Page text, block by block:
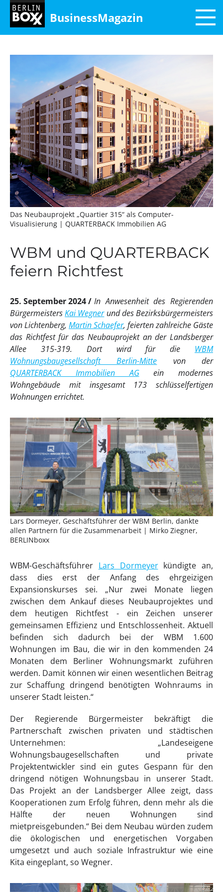
BusinessMagazin
Das Neubauprojekt „Quartier 315“ als Computer-
Visualisierung | QUARTERBACK Immobilien AG
WBM und QUARTERBACK
feiern Richtfest
25. September 2024
In Anwesenheit des Regierenden
BürgermeistersKai Wegnerund des Bezirksbürgermeisters
von Lichtenberg, Martin Schaefer, feierten zahlreiche Gäste
das Richtfest für das Neubauprojekt an der Landsberger
Allee 315-319. Dort wird für die WBM
Wohnungsbaugesellschaft Berlin-Mitte von der
QUARTERBACK Immobilien AGein modernes
Wohngebäude mit insgesamt 173 schlüsselfertigen
Wohnungen errichtet.
Lars Dormeyer, Geschäftsführer der WBM Berlin, dankte
allen Partnern für die Zusammenarbeit | Mirko Ziegner,
BERLINboxx
WBM-Geschäftsführer Lars Dormeyerkündigte an,
dass dies erst der Anfang des ehrgeizigen
Expansionskurses sei. „Nur zwei Monate liegen
zwischen dem Ankauf dieses Neubauprojektes und
dem heutigen Richtfest - ein Zeichen unserer
gemeinsamen Effizienz und Entschlossenheit. Aktuell
befinden sich dadurch bei der WBM 1.600
Wohnungen im Bau, die wir in den kommenden 24
Monaten dem Berliner Wohnungsmarkt zuführen
werden. Damit können wir einen wesentlichen Beitrag
zur Schaffung dringend benötigten Wohnraums in
unserer Stadt leisten.“
Der Regierende Bürgermeister bekräftigt die
Partnerschaft zwischen privaten und städtischen
Unternehmen: „Landeseigene
Wohnungsbaugesellschaften und private
Projektentwickler sind ein gutes Gespann für den
dringend nötigen Wohnungsbau in unserer Stadt.
Das Projekt an der Landsberger Allee zeigt, dass
Kooperationen zum Erfolg führen, denn mehr als die
Hälfte der neuen Wohnungen sind
mietpreisgebunden.“ Bei dem Neubau würden zudem
die ökologischen und energetischen Vorgaben
umgesetzt und auch soziale Infrastruktur wie eine
Kita eingeplant, so Wegner.